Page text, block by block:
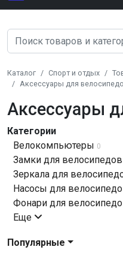
Каталог Спорт и отдых
Аксессуары для
Аксессуары
Категории
Велокомпьютеры 0
Замки для велосипедов
Зеркала для
Насосы для
Фонари для
Еще
Популярные